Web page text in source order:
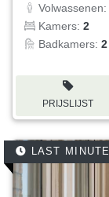
Volwassenen:
Kamers: 2
Badkamers: 2
PRIJSLIJST
LAST MINUTE